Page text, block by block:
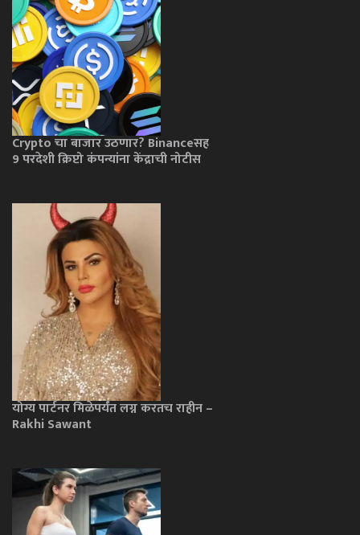
Crypto चा बाजार उठणार? Binanceसह
9 परदेशी क्रिप्टो कंपन्यांना केंद्राची नोटीस
योग्य पार्टनर मिळेपर्यंत लग्न करतच राहीन –
Rakhi Sawant